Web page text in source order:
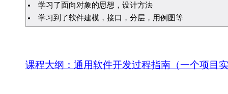
学习了面向对象的思想，设计方法
学习到了软件建模，接口，分层，用例图等
课程大纲：通用软件开发过程指南（一个项目